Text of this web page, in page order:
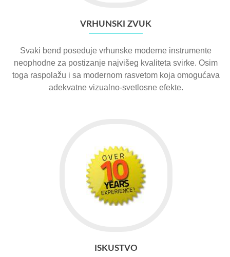
VRHUNSKI ZVUK
Svaki bend poseduje vrhunske moderne instrumente
neophodne za postizanje najvišeg kvaliteta svirke. Osim
toga raspolažu i sa modernom rasvetom koja omogućava
adekvatne vizualno-svetlosne efekte.
ISKUSTVO